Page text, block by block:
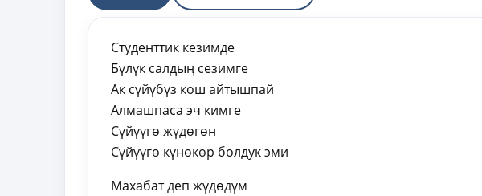
Студенттик кезимде
Бүлүк салдың сезимге
Ак сүйүбүз кош айтышпай
Алмашпаса эч кимге
Сүйүүгө жүдөгөн
Сүйүүгө күнөкөр болдук эми
Махабат деп жүдөдүм